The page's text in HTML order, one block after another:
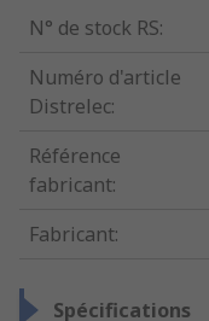
N° de stock RS:
Numéro d'article
Distrelec:
Référence
fabricant:
Fabricant:
Spécifications